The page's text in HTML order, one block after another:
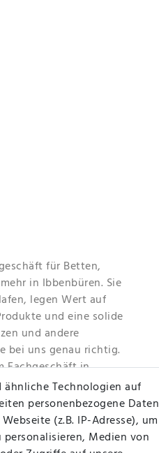
für Betten,
in Ibbenbüren. Sie
legen Wert auf
und eine solide
und andere
bei uns genau richtig.
Fachgeschäft in
gerne!Technologien auf
personenbezogene Daten
(z.B. IP-Adresse), um
Medien von